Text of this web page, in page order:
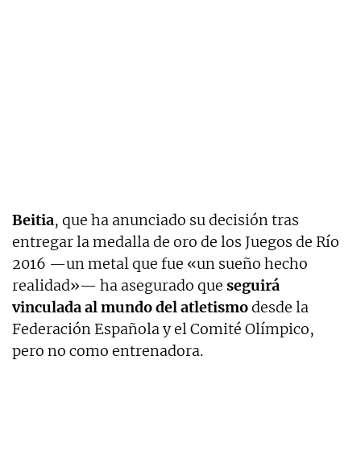
Beitia, que ha anunciado su decisión tras
entregar la medalla de oro de los Juegos de Río
2016 —un metal que fue «un sueño hecho
realidad»— ha asegurado que seguirá
vinculada al mundo del atletismodesde la
Federación Española y el Comité Olímpico,
pero no como entrenadora.